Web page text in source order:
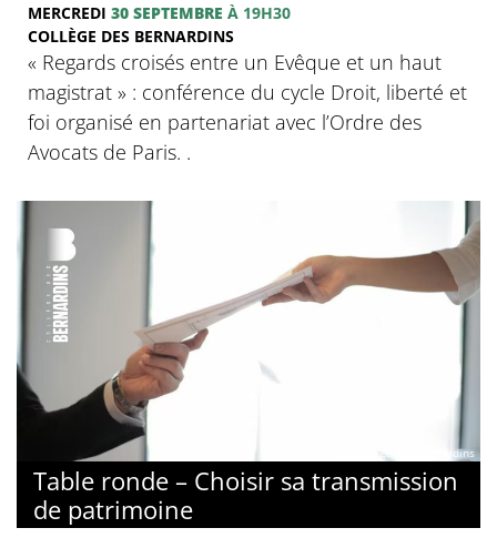
MERCREDI 30 SEPTEMBRE À 19H30
COLLÈGE DES BERNARDINS
« Regards croisés entre un Evêque et un haut
magistrat » : conférence du cycle Droit, liberté et
foi organisé en partenariat avec l’Ordre des
Avocats de Paris. .
© Collège des Bernardins
Table ronde – Choisir sa transmission
de patrimoine